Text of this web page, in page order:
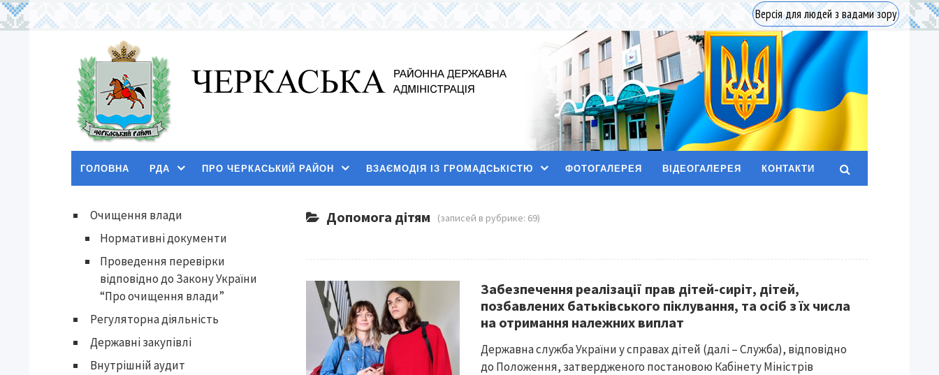
Версія для людей з вадами зору
ГОЛОВНА РДА ПРО ЧЕРКАСЬКИЙ РАЙОН ВЗАЄМОДІЯ ІЗ ГРОМАДСЬКІСТЮ ФОТОГАЛЕРЕЯ ВІДЕОГАЛЕРЕЯ КОНТАКТИ
Допомога дітям (записей в рубрике: 69)
Забезпечення реалізації прав дітей-сиріт, дітей,
позбавлених батьківського піклування, та осіб з їх числа
на отримання належних виплат
Державна служба України у справах дітей (далі – Служба), відповідно
до Положення, затвердженого постановою Кабінету Міністрів
Очищення влади
Нормативні документи
Проведення перевірки
відповідно до Закону України
“Про очищення влади”
Регуляторна діяльність
Державні закупівлі
Внутрішній аудит